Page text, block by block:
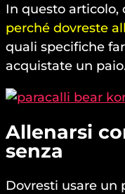
In questo articolo,
perché dovreste
quali specifiche
acquistate un
Allenarsi
senza
Dovresti usare un